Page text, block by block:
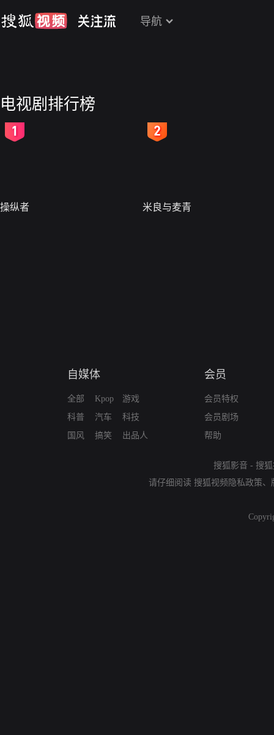
导航
电视剧排行榜
操纵者 米良与麦青
自媒体
全部
科普
国风
Kpop
汽车
搞笑
游戏
科技
出品人
会员
会员特权
会员剧场
帮助
搜狐影音 - 搜
请仔细阅读 搜狐视频隐私政策、